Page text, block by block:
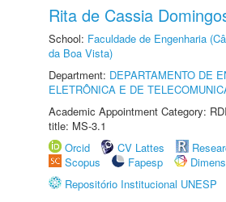
Rita de Cassia
School: Faculdade de Engenharia
da Boa Vista)
Department: DEPARTAMENTO DE
ELETRÔNICA E DE
Academic Appointment Category:
title: MS-3.1
Orcid
CV Lattes
Scopus
Fapesp
Repositório Institucional UNESP